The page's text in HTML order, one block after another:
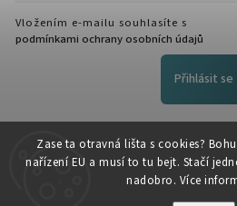
Zase ta otravná lišta s cookies?
nařízení EU a musí to tu bejt. Stačí
nadobro. Více
Vložením e-mailu souhlasíte s
podmínkami ochrany osobních údajů
Přihlásit se
FACEBOOK